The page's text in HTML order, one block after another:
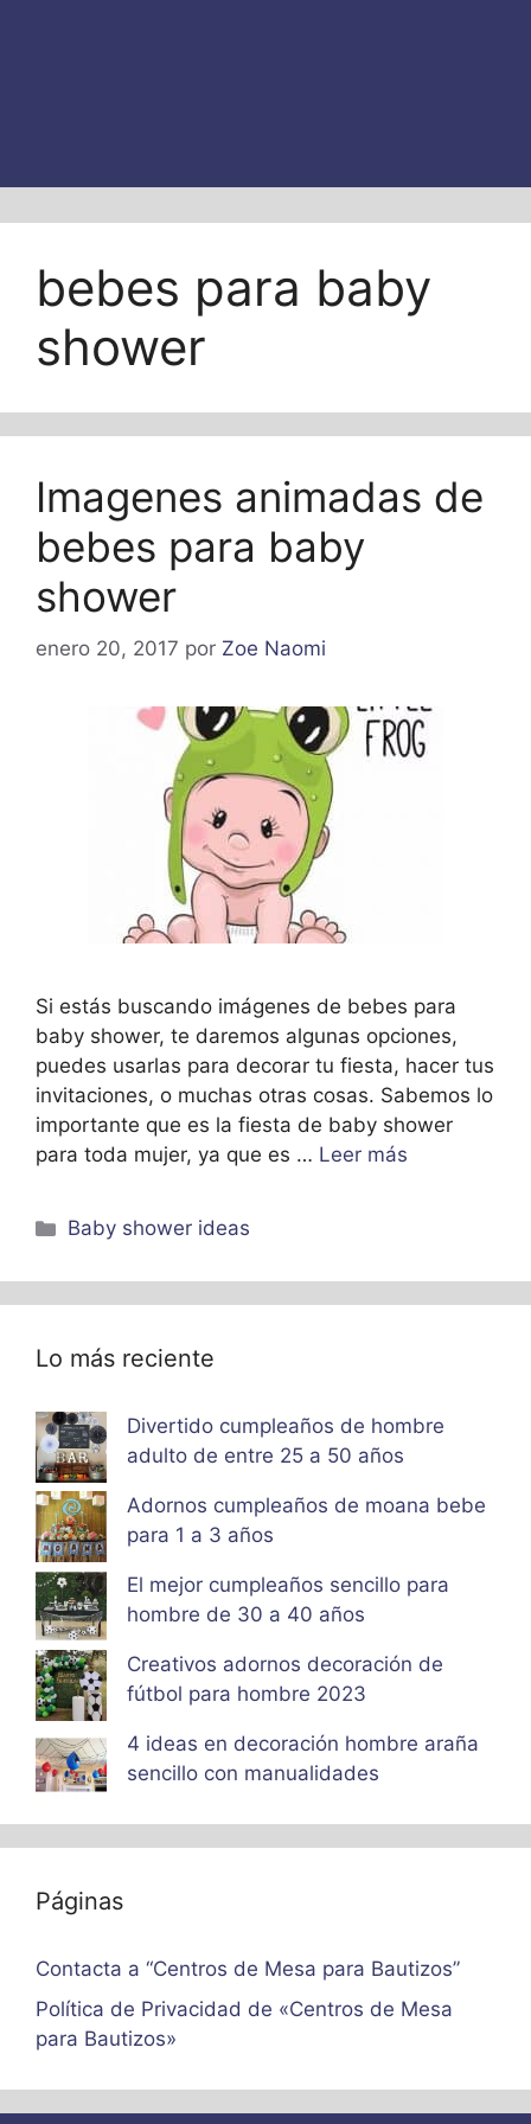
bebes para baby
shower
Imagenes animadas de
bebes para baby
shower
enero 20, 2017 por Zoe Naomi
Si estás buscando imágenes de bebes para
baby shower, te daremos algunas opciones,
puedes usarlas para decorar tu fiesta, hacer tus
invitaciones, o muchas otras cosas. Sabemos lo
importante que es la fiesta de baby shower
para toda mujer, ya que es … Leer más
Categorías
Baby shower ideas
Lo más reciente
Divertido cumpleaños de hombre
adulto de entre 25 a 50 años
Adornos cumpleaños de moana bebe
para 1 a 3 años
El mejor cumpleaños sencillo para
hombre de 30 a 40 años
Creativos adornos decoración de
fútbol para hombre 2023
4 ideas en decoración hombre araña
sencillo con manualidades
Páginas
Contacta a “Centros de Mesa para Bautizos”
Política de Privacidad de «Centros de Mesa
para Bautizos»